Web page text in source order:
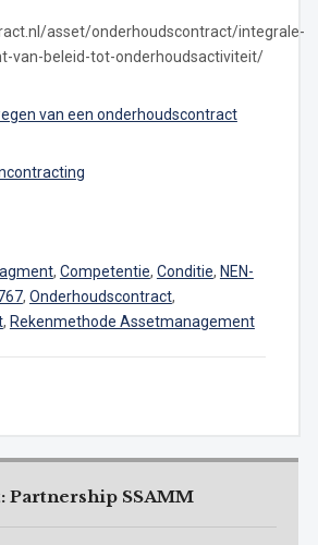
Partnership SSAMM
asset/onderhoudscontract/integrale-
van-beleid-tot-onderhoudsactiviteit/
van een onderhoudscontract
, Competentie, Conditie, NEN-
, Onderhoudscontract,
, Rekenmethode Assetmanagement